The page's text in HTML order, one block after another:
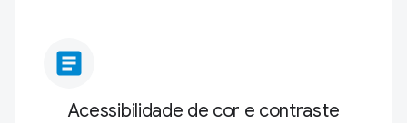
article
Acessibilidade de cor e contraste